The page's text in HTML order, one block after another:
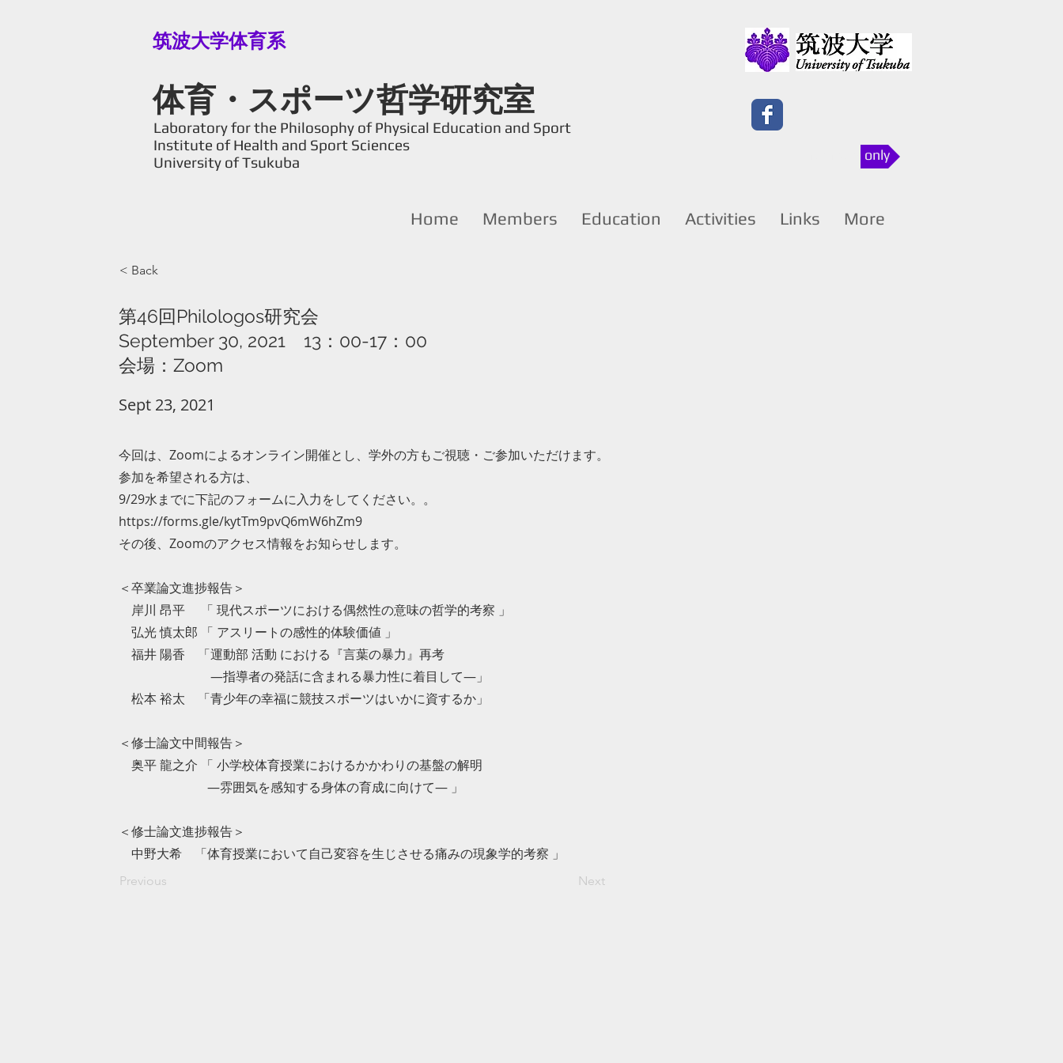
筑波大学体育系
体育・スポーツ哲学研究室
Laboratory for the Philosophy of Physical Education and Sport
Institute of Health and Sport Sciences
University of Tsukuba
members only
Home Members Education Activities Links More
< Back
第46回Philologos研究会
September 30, 2021 13：00-17：00
​​会場：Zoom
Sept 23, 2021
今回は、Zoomによるオンライン開催とし、学外の方もご視聴・ご参加いただけます。
参加を希望される方は、
9/29水までに下記のフォームに入力をしてください。。
https://forms.gle/kytTm9pvQ6mW6hZm9
その後、Zoomのアクセス情報をお知らせします。
＜卒業論文進捗報告＞
岸川 昂平 「 現代スポーツにおける偶然性の意味の哲学的考察 」
弘光 慎太郎 「 アスリートの感性的体験価値 」
福井 陽香 「運動部 活動 における『言葉の暴力』再考
―指導者の発話に含まれる暴力性に着目して―」
松本 裕太 「青少年の幸福に競技スポーツはいかに資するか」
＜修士論文中間報告＞
奥平 龍之介 「 小学校体育授業におけるかかわりの基盤の解明
―雰囲気を感知する身体の育成に向けて― 」
＜修士論文進捗報告＞
中野大希 「体育授業において自己変容を生じさせる痛みの現象学的考察 」
Previous Next